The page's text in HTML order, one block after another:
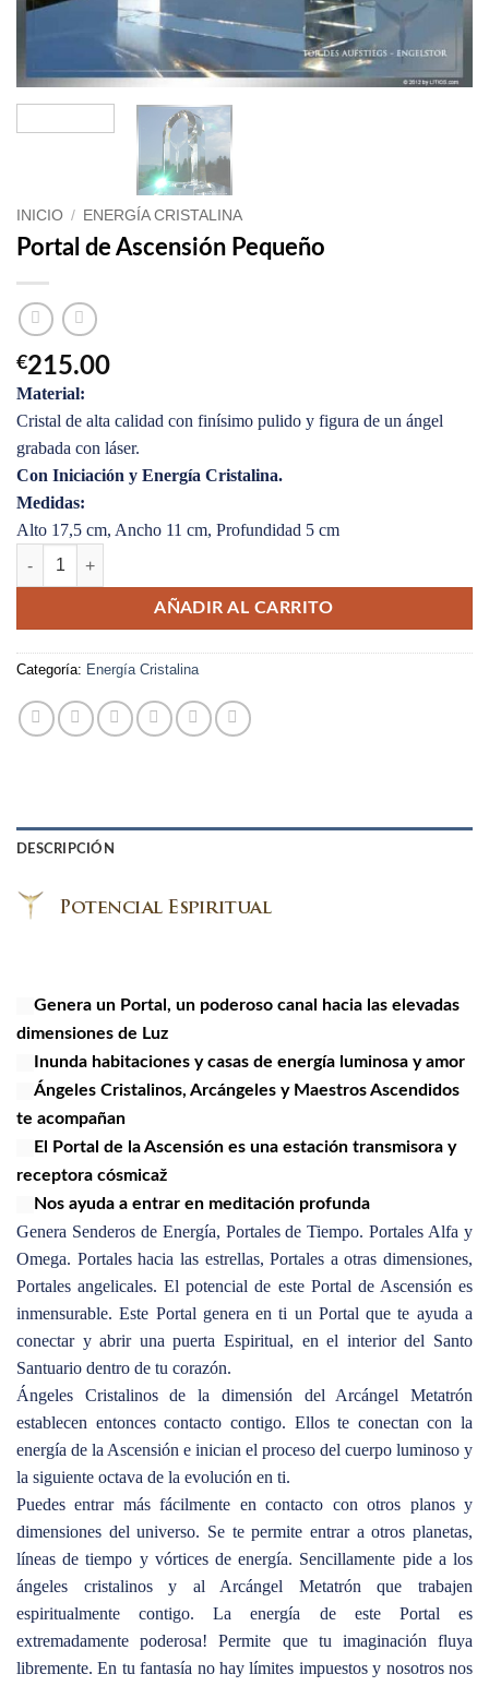
INICIO / ENERGÍA CRISTALINA
Portal de Ascensión Pequeño
€215.00
Material:
Cristal de alta calidad con finísimo pulido y figura de un ángel
grabada con láser.
Con Iniciación y Energía Cristalina.
Medidas:
Alto 17,5 cm, Ancho 11 cm, Profundidad 5 cm
Portal de Ascensión Pequeño cantidad
AÑADIR AL CARRITO
Categoría: Energía Cristalina
DESCRIPCIÓN
Genera un Portal, un poderoso canal hacia las elevadas
dimensiones de Luz
Inunda habitaciones y casas de energía luminosa y amor
Ángeles Cristalinos, Arcángeles y Maestros Ascendidos
te acompañan
El Portal de la Ascensión es una estación transmisora y
receptora cósmicaž
Nos ayuda a entrar en meditación profunda
Genera Senderos de Energía, Portales de Tiempo. Portales Alfa y
Omega. Portales hacia las estrellas, Portales a otras dimensiones,
Portales angelicales. El potencial de este Portal de Ascensión es
inmensurable. Este Portal genera en ti un Portal que te ayuda a
conectar y abrir una puerta Espiritual, en el interior del Santo
Santuario dentro de tu corazón.
Ángeles Cristalinos de la dimensión del Arcángel Metatrón
establecen entonces contacto contigo. Ellos te conectan con la
energía de la Ascensión e inician el proceso del cuerpo luminoso y
la siguiente octava de la evolución en ti.
Puedes entrar más fácilmente en contacto con otros planos y
dimensiones del universo. Se te permite entrar a otros planetas,
líneas de tiempo y vórtices de energía. Sencillamente pide a los
ángeles cristalinos y al Arcángel Metatrón que trabajen
espiritualmente contigo. La energía de este Portal es
extremadamente poderosa! Permite que tu imaginación fluya
libremente. En tu fantasía no hay límites impuestos y nosotros nos